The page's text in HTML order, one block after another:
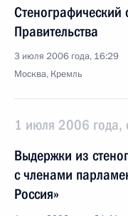
Стенографический
Правительства
3 июля 2006 года, 16:29
Москва, Кремль
1 июля 2006 года,
Выдержки из
с членами
Россия»